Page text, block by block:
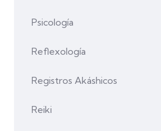
Psicología
Reflexología
Registros Akáshicos
Reiki